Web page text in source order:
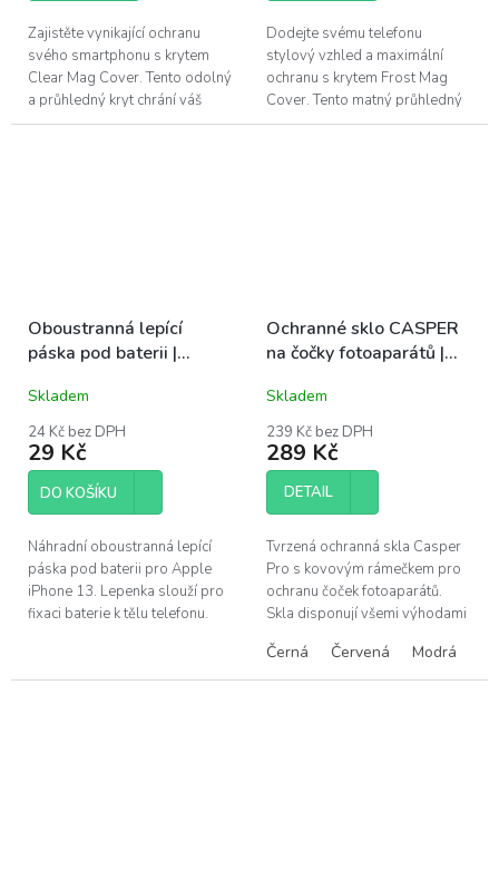
Zajistěte vynikající ochranu
svého smartphonu s krytem
Clear Mag Cover. Tento odolný
a průhledný kryt chrání váš
telefon před nárazy a škrábanci,
Dodejte svému telefonu
stylový vzhled a maximální
ochranu s krytem Frost Mag
Cover. Tento matný průhledný
kryt kombinuje robustní
Oboustranná lepící
páska pod baterii |
Skladem
24 Kč bez DPH
29 Kč
DO KOŠÍKU
Náhradní oboustranná lepící
páska pod baterii pro Apple
iPhone 13. Lepenka slouží pro
fixaci baterie k tělu telefonu.
Ochranné sklo CASPER
na čočky fotoaparátů |
Skladem
239 Kč bez DPH
289 Kč
DETAIL
Tvrzená ochranná skla Casper
Pro s kovovým rámečkem pro
ochranu čoček fotoaparátů.
Skla disponují všemi výhodami
snadná instalace bez bublin,...
Černá Červená Modrá